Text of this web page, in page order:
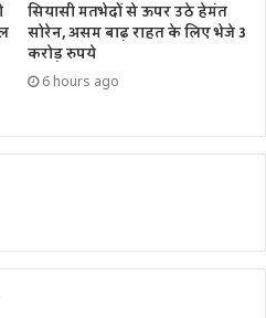
सियासी मतभेदों से ऊपर उठे हेमंत
सोरेन, असम बाढ़ राहत के लिए भेजे 3
करोड़ रुपये
6 hours ago